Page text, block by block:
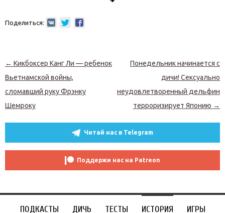
Поделиться:
Навигация по записям
← Кикбоксер Канг Ли — ребенок
Вьетнамской войны,
сломавший руку Фрэнку
Шемроку
Понедельник начинается с
дичи! Сексуально
неудовлетворенный дельфин
терроризирует Японию →
Читай нас в Telegram
Поддержи нас на Patreon
ПОДКАСТЫ ДИЧЬ ТЕСТЫ ИСТОРИЯ ИГРЫ